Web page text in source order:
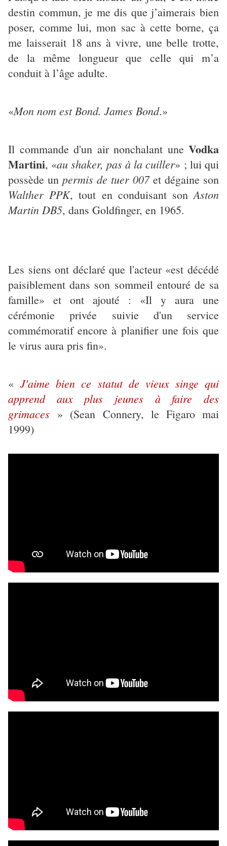
destin commun, je me dis que j’aimerais bien
poser, comme lui, mon sac à cette borne, ça
me laisserait 18 ans à vivre, une belle trotte,
de la même longueur que celle qui m’a
conduit à l’âge adulte.
«Mon nom est Bond. James Bond.»
Il commande d'un air nonchalant une Vodka
Martini, «au shaker, pas à la cuiller» ; lui qui
possède un permis de tuer 007et dégaine son
Walther PPK, tout en conduisant sonAston
Martin DB5, dans Goldfinger, en 1965.
Les siens ont déclaré que l'acteur «est décédé
paisiblement dans son sommeil entouré de sa
famille» et ont ajouté : «Il y aura une
cérémonie privée suivie d'un service
commémoratif encore à planifier une fois que
le virus aura pris fin».
«J'aime bien ce statut de vieux singe qui
apprend aux plus jeunes à faire des
grimaces » (Sean Connery, le Figaro mai
1999)